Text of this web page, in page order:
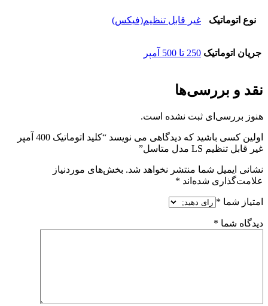
نوع اتوماتیک غیر قابل تنظیم(فیکس)
جریان اتوماتیک 250 تا 500 آمپر
نقد و بررسی‌ها
هنوز بررسی‌ای ثبت نشده است.
اولین کسی باشید که دیدگاهی می نویسد “کلید اتوماتیک 400 آمپر
غیر قابل تنظیم LS مدل متاسل”
نشانی ایمیل شما منتشر نخواهد شد. بخش‌های موردنیاز
علامت‌گذاری شده‌اند *
امتیاز شما *
دیدگاه شما *